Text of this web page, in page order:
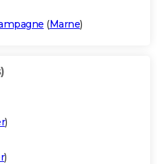
(Marne)
)
)